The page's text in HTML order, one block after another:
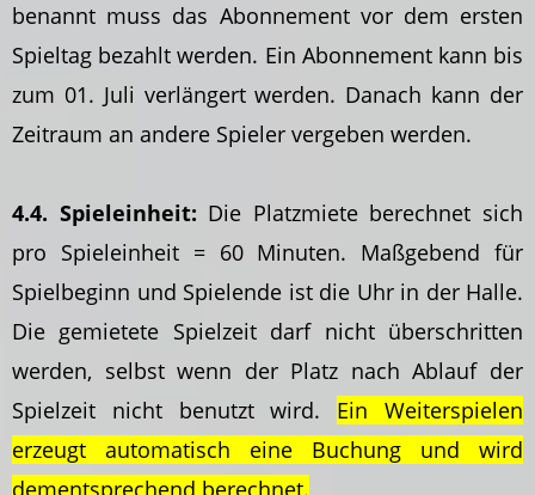
benannt muss das Abonnement vor dem ersten
Spieltag bezahlt werden. Ein Abonnement kann bis
zum 01. Juli verlängert werden. Danach kann der
Zeitraum an andere Spieler vergeben werden.
4.4. Spieleinheit: Die Platzmiete berechnet sich
pro Spieleinheit = 60 Minuten. Maßgebend für
Spielbeginn und Spielende ist die Uhr in der Halle.
Die gemietete Spielzeit darf nicht überschritten
werden, selbst wenn der Platz nach Ablauf der
Spielzeit nicht benutzt wird. Ein Weiterspielen
erzeugt automatisch eine Buchung und wird
dementsprechend berechnet.